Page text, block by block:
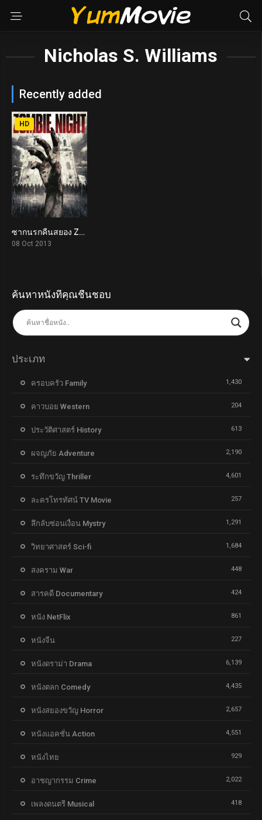
Nicholas S. Williams
Recently added
3.4
HD
ซากนรกคืนสยอง Zombie Night (2013)
08 Oct 2013
ค้นหาหนังที่คุณชื่นชอบ
ประเภท
ครอบครัว Family 1,430
คาวบอย Western 204
ประวัติศาสตร์ History 613
ผจญภัย Adventure 2,190
ระทึกขวัญ Thriller 4,601
ละครโทรทัศน์ TV Movie 257
ลึกลับซ่อนเงื่อน Mystry 1,291
วิทยาศาสตร์ Sci-fi 1,684
สงคราม War 448
สารคดี Documentary 424
หนัง NetFlix 861
หนังจีน 227
หนังดราม่า Drama 6,139
หนังตลก Comedy 4,435
หนังสยองขวัญ Horror 2,657
หนังแอคชั่น Action 4,551
หนังไทย 929
อาชญากรรม Crime 2,022
เพลงดนตรี Musical 418